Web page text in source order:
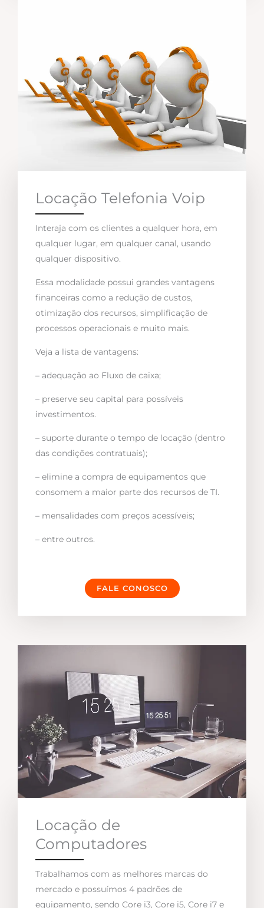
Locação Telefonia Voip
Interaja com os clientes a qualquer hora, em
qualquer lugar, em qualquer canal, usando
qualquer dispositivo.
Essa modalidade possui grandes vantagens
financeiras como a redução de custos,
otimização dos recursos, simplificação de
processos operacionais e muito mais.
Veja a lista de vantagens:
– adequação ao Fluxo de caixa;
– preserve seu capital para possíveis
investimentos.
– suporte durante o tempo de locação (dentro
das condições contratuais);
– elimine a compra de equipamentos que
consomem a maior parte dos recursos de TI.
– mensalidades com preços acessíveis;
– entre outros.
FALE CONOSCO
Locação de
Computadores
Trabalhamos com as melhores marcas do
mercado e possuímos 4 padrões de
equipamento, sendo Core i3, Core i5, Core i7 e